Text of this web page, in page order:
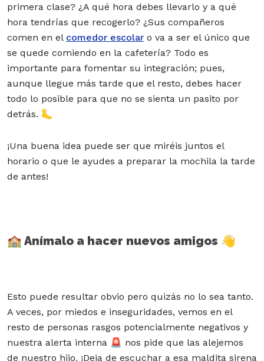
primera clase? ¿A qué hora debes llevarlo y a qué
hora tendrías que recogerlo? ¿Sus compañeros
comen en el comedor escolar o va a ser el único que
se quede comiendo en la cafetería? Todo es
importante para fomentar su integración; pues,
aunque llegue más tarde que el resto, debes hacer
todo lo posible para que no se sienta un pasito por
detrás. 🦶
¡Una buena idea puede ser que miréis juntos el
horario o que le ayudes a preparar la mochila la tarde
de antes!
🏫 Anímalo a hacer nuevos amigos 👋
Esto puede resultar obvio pero quizás no lo sea tanto.
A veces, por miedos e inseguridades, vemos en el
resto de personas rasgos potencialmente negativos y
nuestra alerta interna 🚨 nos pide que las alejemos
de nuestro hijo. ¡Deja de escuchar a esa maldita sirena